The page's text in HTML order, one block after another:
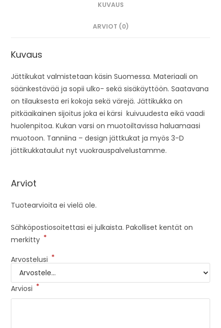
KUVAUS
ARVIOT (0)
Kuvaus
Jättikukat valmistetaan käsin Suomessa. Materiaali on
säänkestävää ja sopii ulko- sekä sisäkäyttöön. Saatavana
on tilauksesta eri kokoja sekä värejä. Jättikukka on
pitkäaikainen sijoitus joka ei kärsi kuivuudesta eikä vaadi
huolenpitoa. Kukan varsi on muotoiltavissa haluamaasi
muotoon. Tanniina – design jättkukat ja myös 3-D
jättikukkataulut nyt vuokrauspalvelustamme.
Arviot
Tuotearvioita ei vielä ole.
Sähköpostiosoitettasi ei julkaista. Pakolliset kentät on
merkitty *
Arvostelusi *
Arviosi *